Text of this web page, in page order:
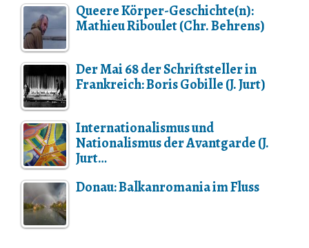
Queere Körper-Geschichte(n):
Mathieu Riboulet (Chr. Behrens)
Der Mai 68 der Schriftsteller in
Frankreich: Boris Gobille (J. Jurt)
Internationalismus und
Nationalismus der Avantgarde (J.
Jurt…
Donau: Balkanromania im Fluss